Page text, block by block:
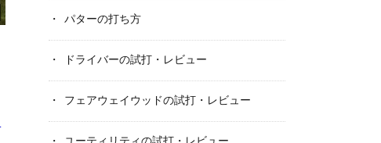
パターの打ち方
ドライバーの試打・レビュー
フェアウェイウッドの試打・レビュー